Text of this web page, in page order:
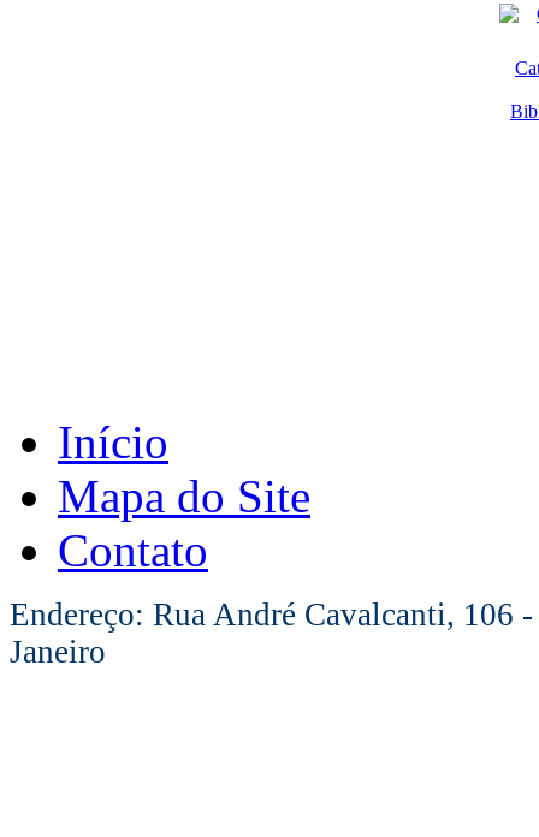
Início
Mapa do Site
Contato
Endereço: Rua André Cavalcanti, 106
Janeiro